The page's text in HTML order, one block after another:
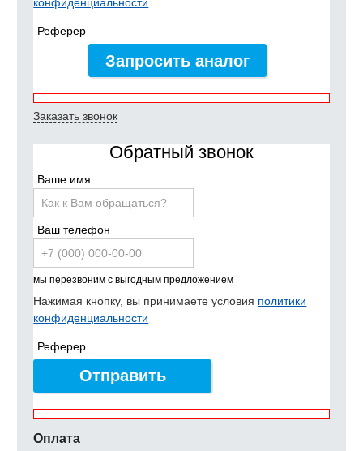
Реферер
Запросить аналог
Заказать звонок
Обратный звонок
Ваше имя
Ваш телефон
мы перезвоним с выгодным предложением
Нажимая кнопку, вы принимаете условия политики
конфиденциальности
Реферер
Отправить
Оплата